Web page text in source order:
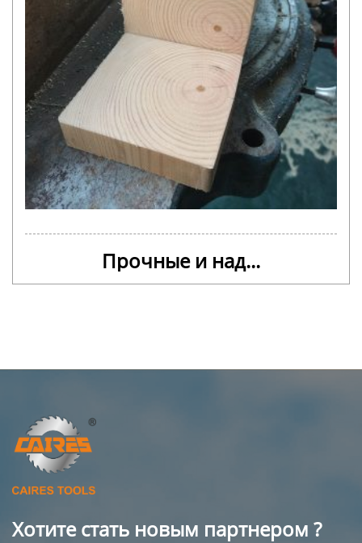
Прочные и над...
Хотите стать новым партнером ?